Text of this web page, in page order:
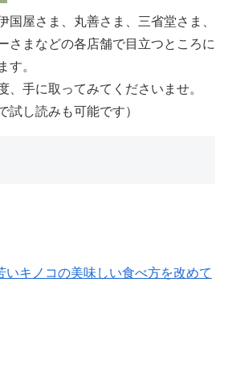
国屋さま、丸善さま、三省堂さま、
さまなどの各店舗で目立つところに
す。
、手に取ってみてくださいませ。
試し読みも可能です）
いキノコの美味しい食べ方を改めて